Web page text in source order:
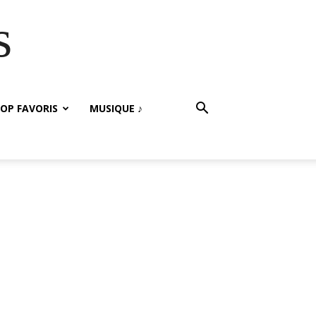
FAVORIS MUSIQUE ♪